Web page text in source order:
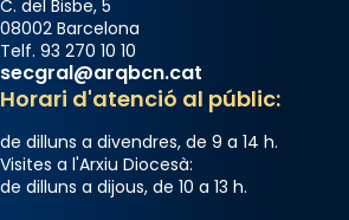
C. del Bisbe, 5
08002 Barcelona
Telf. 93 270 10 10
secgral@arqbcn.cat
Horari d'atenció al públic:
de dilluns a divendres, de 9 a 14 h.
Visites a l'Arxiu Diocesà:
de dilluns a dijous, de 10 a 13 h.